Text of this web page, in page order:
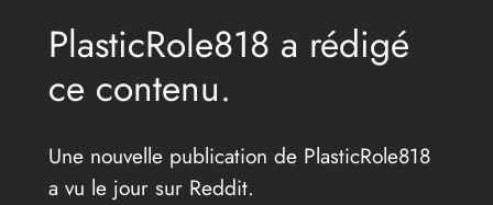
PlasticRole818 a rédigé
ce contenu.
Une nouvelle publication de PlasticRole818
a vu le jour sur Reddit.